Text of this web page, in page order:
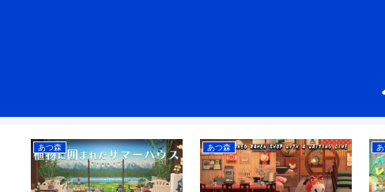
あつ森 あつ森